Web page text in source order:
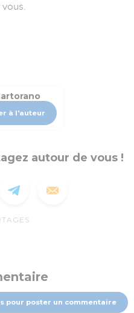
à l'auteur
autour de vous !
pour poster un commentaire